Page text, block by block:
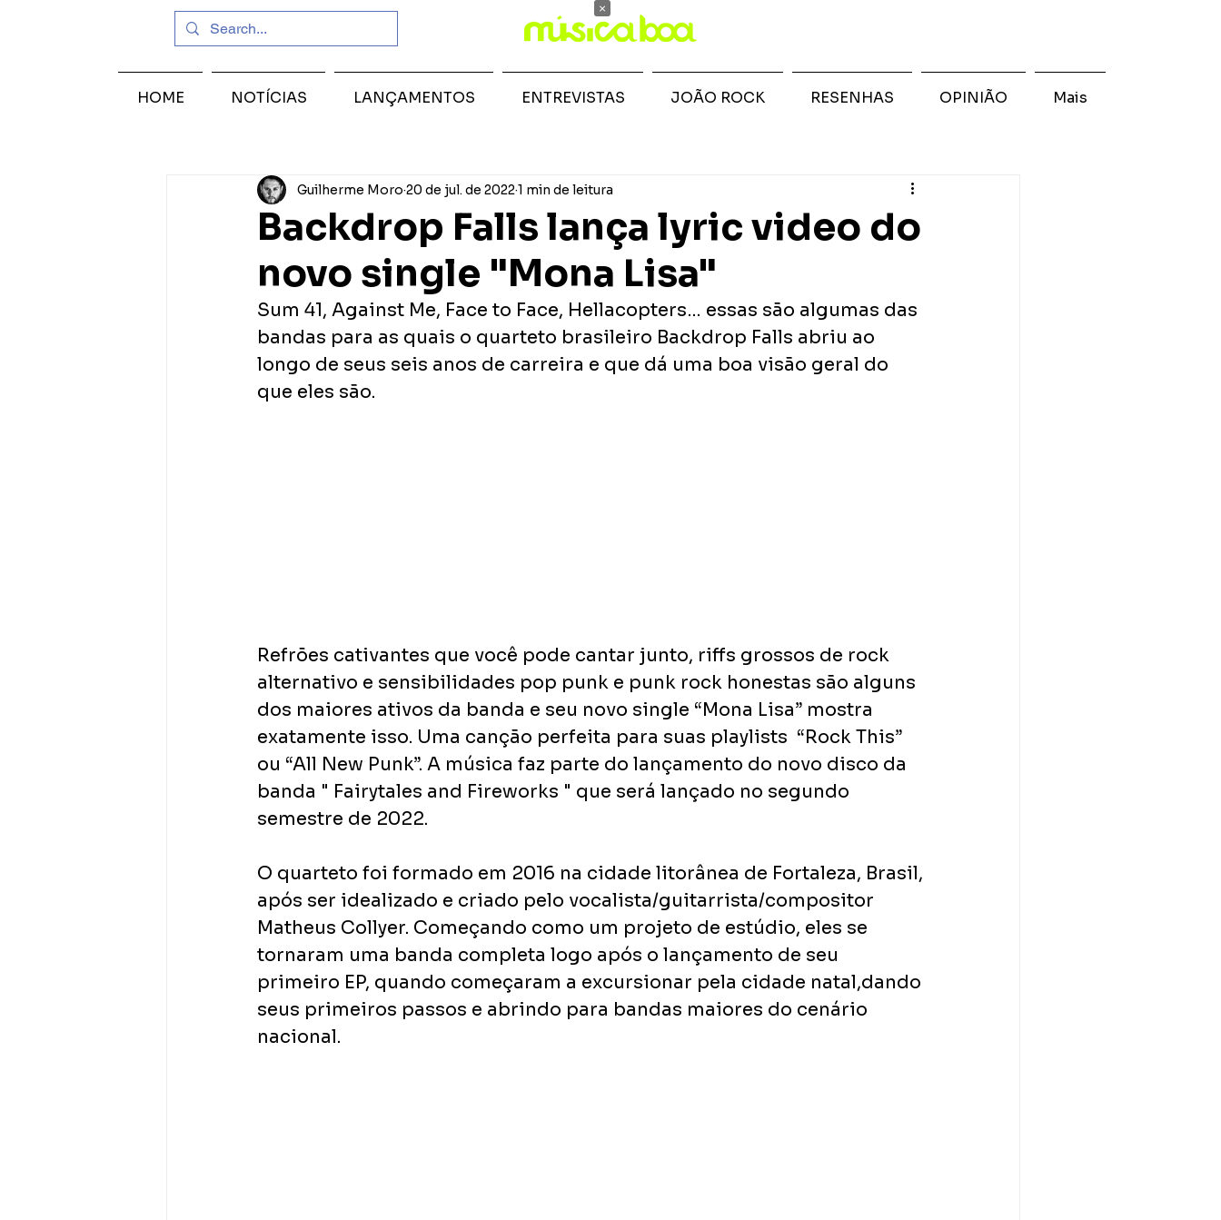
Backdrop Falls lança lyric video do
novo single "Mona Lisa"
Guilherme Moro 20 de jul. de 2022 1 min de leitura
Sum 41, Against Me, Face to Face, Hellacopters… essas são algumas das
bandas para as quais o quarteto brasileiro Backdrop Falls abriu ao
longo de seus seis anos de carreira e que dá uma boa visão geral do
que eles são.
Refrões cativantes que você pode cantar junto, riffs grossos de rock
alternativo e sensibilidades pop punk e punk rock honestas são alguns
dos maiores ativos da banda e seu novo single “Mona Lisa” mostra
exatamente isso. Uma canção perfeita para suas playlists  “Rock This”
ou “All New Punk”. A música faz parte do lançamento do novo disco da
banda " Fairytales and Fireworks " que será lançado no segundo
semestre de 2022.
O quarteto foi formado em 2016 na cidade litorânea de Fortaleza, Brasil,
após ser idealizado e criado pelo vocalista/guitarrista/compositor
Matheus Collyer. Começando como um projeto de estúdio, eles se
tornaram uma banda completa logo após o lançamento de seu
primeiro EP, quando começaram a excursionar pela cidade natal,dando
seus primeiros passos e abrindo para bandas maiores do cenário
nacional.
HOME NOTÍCIAS LANÇAMENTOS ENTREVISTAS JOÃO ROCK RESENHAS OPINIÃO Mais
×